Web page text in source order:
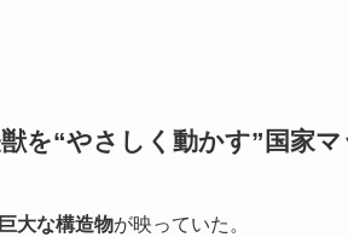
を“やさしく動かす”国家
巨大な構造物が映っていた。